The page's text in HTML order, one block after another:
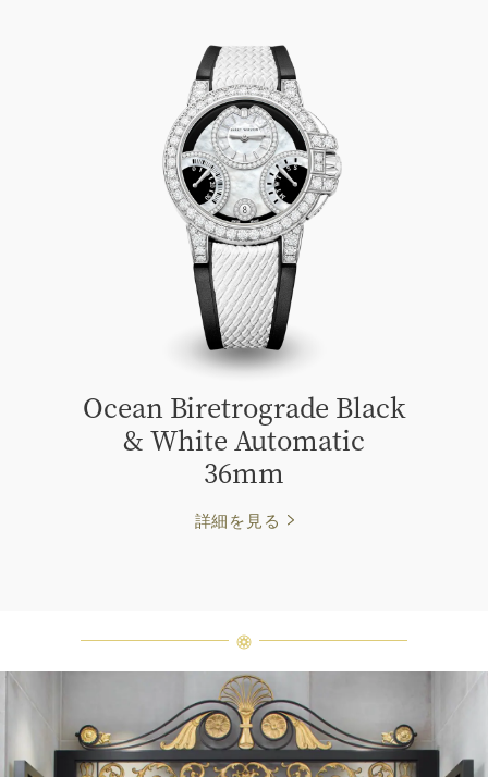
Ocean Biretrograde Black
& White Automatic
36mm
詳細を見る